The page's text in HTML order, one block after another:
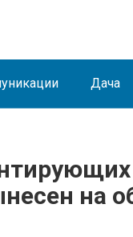
Дача
на